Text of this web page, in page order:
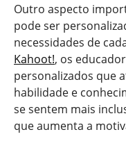
Outro aspecto
pode ser
necessidades de
Kahoot!, os
personalizados que
habilidade e
se sentem mais
que aumenta a